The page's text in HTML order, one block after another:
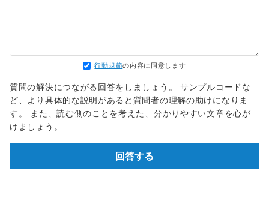
行動規範の内容に同意します
質問の解決につながる回答をしましょう。 サンプルコードな
ど、より具体的な説明があると質問者の理解の助けになりま
す。 また、読む側のことを考えた、分かりやすい文章を心が
けましょう。
回答する